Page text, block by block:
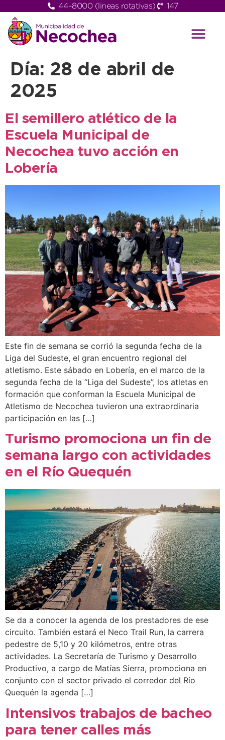
44-8000 (lineas rotativas) 147
Día: 28 de abril de
2025
El semillero atlético de la
Escuela Municipal de
Necochea tuvo acción en
Lobería
Este fin de semana se corrió la segunda fecha de la
Liga del Sudeste, el gran encuentro regional del
atletismo. Este sábado en Lobería, en el marco de la
segunda fecha de la “Liga del Sudeste”, los atletas en
formación que conforman la Escuela Municipal de
Atletismo de Necochea tuvieron una extraordinaria
participación en las […]
Turismo promociona un fin de
semana largo con actividades
en el Río Quequén
Se da a conocer la agenda de los prestadores de ese
circuito. También estará el Neco Trail Run, la carrera
pedestre de 5,10 y 20 kilómetros, entre otras
actividades. La Secretaría de Turismo y Desarrollo
Productivo, a cargo de Matías Sierra, promociona en
conjunto con el sector privado el corredor del Río
Quequén la agenda […]
Intensivos trabajos de bacheo
para tener calles más